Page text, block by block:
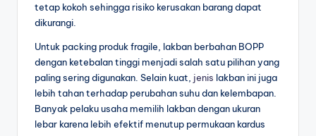
tetap kokoh sehingga risiko kerusakan barang dapat
dikurangi.
Untuk packing produk fragile, lakban berbahan BOPP
dengan ketebalan tinggi menjadi salah satu pilihan yang
paling sering digunakan. Selain kuat, jenis lakban ini juga
lebih tahan terhadap perubahan suhu dan kelembapan.
Banyak pelaku usaha memilih lakban dengan ukuran
lebar karena lebih efektif menutup permukaan kardus